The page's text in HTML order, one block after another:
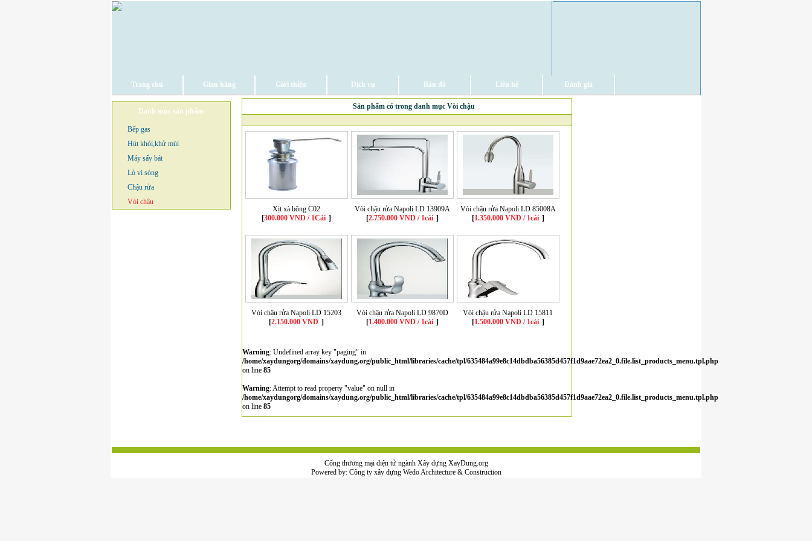
Trang chủ Gian hàng Giới thiệu Dịch vụ Bản đồ Liên hệ Đánh giá
Danh mục sản phẩm
Bếp gas
Hút khói,khử mùi
Máy sấy bát
Lò vi sóng
Chậu rửa
Vòi chậu
Sản phẩm có trong danh mục Vòi chậu
Xịt xà bông C02
[300.000 VND / 1Cái ]
Vòi chậu rửa Napoli LD 13909A
[2.750.000 VND / 1cái ]
Vòi chậu rửa Napoli LD 85008A
[1.350.000 VND / 1cái ]
Vòi chậu rửa Napoli LD 15203
[2.150.000 VND ]
Vòi chậu rửa Napoli LD 9870D
[1.400.000 VND / 1cái ]
Vòi chậu rửa Napoli LD 15811
[1.500.000 VND / 1cái ]
Warning: Undefined array key "paging" in
/home/xaydungorg/domains/xaydung.org/public_html/libraries/cache/tpl/635484a99e8c14dbdba56385d457f1d9aae72ea2_0.file.list_products_menu.tpl.php
on line 85
Warning: Attempt to read property "value" on null in
/home/xaydungorg/domains/xaydung.org/public_html/libraries/cache/tpl/635484a99e8c14dbdba56385d457f1d9aae72ea2_0.file.list_products_menu.tpl.php
on line 85
Cổng thương mại điện tử ngành Xây dựng XayDung.org
Powered by: Công ty xây dựngWedo Architecture & Construction